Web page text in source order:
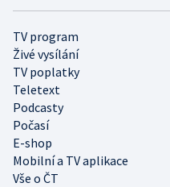
TV program
Živé vysílání
TV poplatky
Teletext
Podcasty
Počasí
E-shop
Mobilní a TV aplikace
Vše o ČT